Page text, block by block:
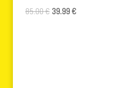
85.00€ El
39.99€El